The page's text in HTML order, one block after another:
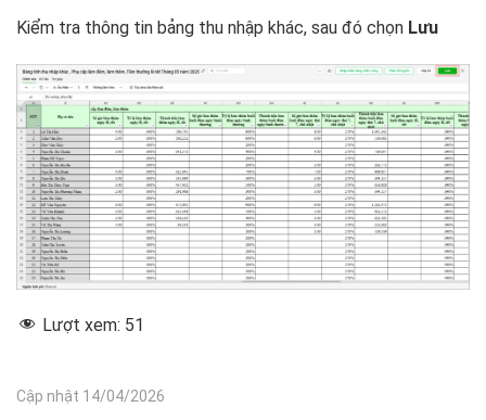
Kiểm tra thông tin bảng thu nhập khác, sau đó chọn Lưu
Lượt xem: 51
Cập nhật 14/04/2026